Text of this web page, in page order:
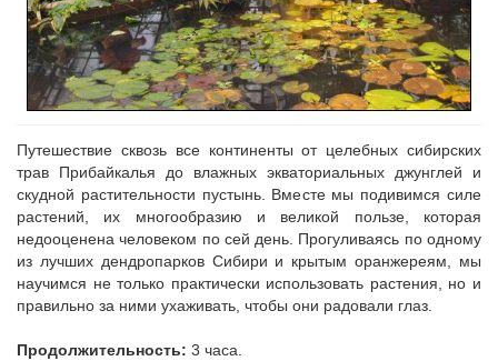
Путешествие сквозь все континенты от целебных сибирских
трав Прибайкалья до влажных экваториальных джунглей и
скудной растительности пустынь. Вместе мы подивимся силе
растений, их многообразию и великой пользе, которая
недооценена человеком по сей день. Прогуливаясь по одному
из лучших дендропарков Сибири и крытым оранжереям, мы
научимся не только практически использовать растения, но и
правильно за ними ухаживать, чтобы они радовали глаз.
Продолжительность: 3 часа.